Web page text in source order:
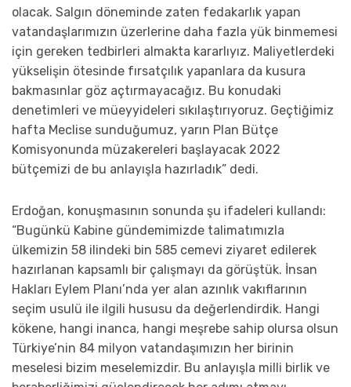
olacak. Salgın döneminde zaten fedakarlık yapan
vatandaşlarımızın üzerlerine daha fazla yük binmemesi
için gereken tedbirleri almakta kararlıyız. Maliyetlerdeki
yükselişin ötesinde fırsatçılık yapanlara da kusura
bakmasınlar göz açtırmayacağız. Bu konudaki
denetimleri ve müeyyideleri sıkılaştırıyoruz. Geçtiğimiz
hafta Meclise sunduğumuz, yarın Plan Bütçe
Komisyonunda müzakereleri başlayacak 2022
bütçemizi de bu anlayışla hazırladık” dedi.
Erdoğan, konuşmasının sonunda şu ifadeleri kullandı:
“Bugünkü Kabine gündemimizde talimatımızla
ülkemizin 58 ilindeki bin 585 cemevi ziyaret edilerek
hazırlanan kapsamlı bir çalışmayı da görüştük. İnsan
Hakları Eylem Planı’nda yer alan azınlık vakıflarının
seçim usulü ile ilgili hususu da değerlendirdik. Hangi
kökene, hangi inanca, hangi meşrebe sahip olursa olsun
Türkiye’nin 84 milyon vatandaşımızın her birinin
meselesi bizim meselemizdir. Bu anlayışla milli birlik ve